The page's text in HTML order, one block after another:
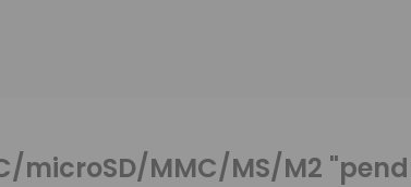
microSD/MMC/MS/M2